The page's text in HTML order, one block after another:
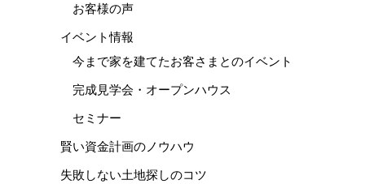
お客様の声
イベント情報
今まで家を建てたお客さまとのイベント
完成見学会・オープンハウス
セミナー
賢い資金計画のノウハウ
失敗しない土地探しのコツ